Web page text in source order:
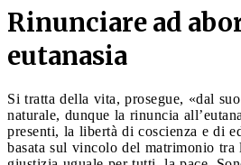
Rinunciare ad
eutanasia
Si tratta della vita, prosegue, «dal
naturale, dunque la rinuncia
presenti, la libertà di coscienza e di
basata sul vincolo del matrimonio tra